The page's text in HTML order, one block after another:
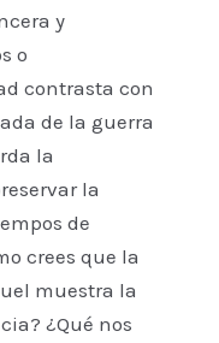
y
o
contrasta con
de la guerra
la
la
de
crees que la
muestra la
¿Qué nos